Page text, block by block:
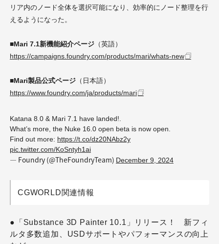
リア内のノード全体を選択可能になり、効率的にノード整理を行
えるようになった。
■Mari 7.1新機能紹介ページ （英語）
https://campaigns.foundry.com/products/mari/whats-new
■Mari製品公式ページ （日本語）
https://www.foundry.com/ja/products/mari
Katana 8.0 & Mari 7.1 have landed!.
What’s more, the Nuke 16.0 open beta is now open.
Find out more: https://t.co/dz20NAbz2y
pic.twitter.com/KoSntyh1ai
— Foundry (@TheFoundryTeam) December 9, 2024
CGWORLD関連情報
●「Substance 3D Painter 10.1」リリース！ 新フィ
ルタ多数追加、USDサポートやパフォーマンスの向上